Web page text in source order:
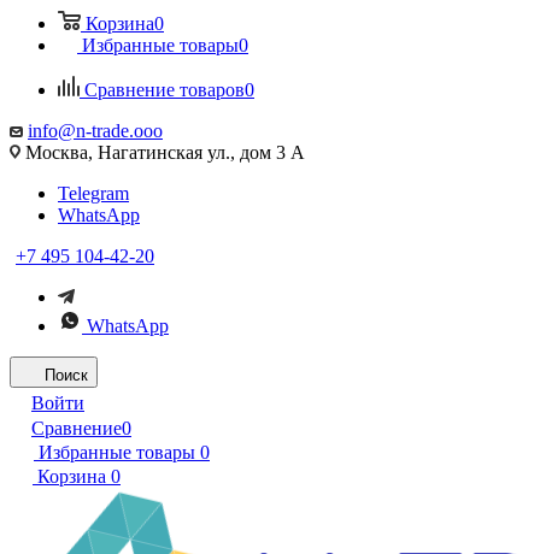
Корзина0
Избранные товары0
Сравнение товаров0
info@n-trade.ooo
Москва, Нагатинская ул., дом 3 А
Telegram
WhatsApp
+7 495 104-42-20
WhatsApp
Поиск
Войти
Сравнение0
Избранные товары 0
Корзина 0